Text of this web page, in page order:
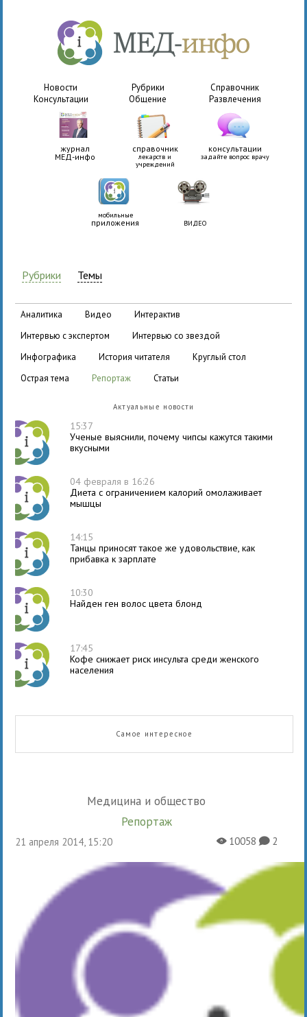
Новости Рубрики
Справочник
Консультации
Общение Развлечения
журнал
МЕД-инфо
справочник
лекарств и
учреждений
консультации
задайте вопрос врачу
мобильные
приложения ВИДЕО
Рубрики Темы
аналитика видео
интерактив
интервью с экспертом
интервью со звездой
инфографика
история читателя
круглый стол
острая тема
репортаж статьи
Актуальные новости
15:37
Ученые выяснили, почему чипсы кажутся такими
вкусными
04 февраля в 16:26
Диета с ограничением калорий омолаживает
мышцы
14:15
Танцы приносят такое же удовольствие, как
прибавка к зарплате
10:30
Найден ген волос цвета блонд
17:45
Кофе снижает риск инсульта среди женского
населения
Самое интересное
Медицина и общество
Репортаж
21 апреля 2014, 15:20 X10058K2